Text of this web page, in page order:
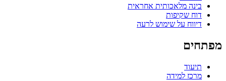
בינה מלאכותית אחראית
דוח שקיפות
דיווח על שימוש לרעה
מפתחים
תיעוד
מרכז למידה